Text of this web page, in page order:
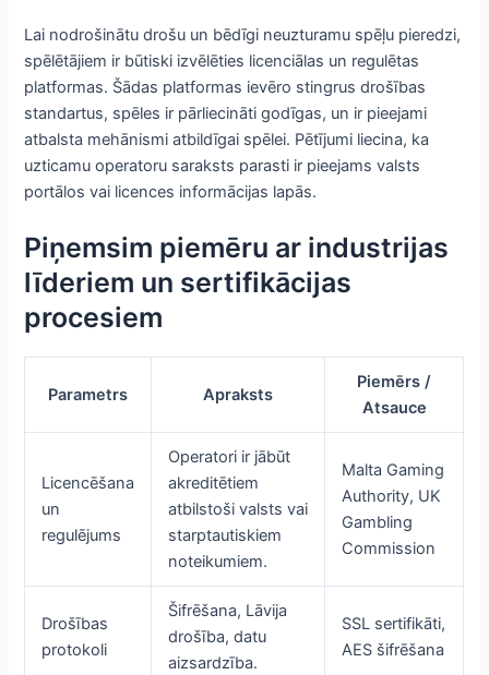
Lai nodrošinātu drošu un bēdīgi neuzturamu spēļu pieredzi,
spēlētājiem ir būtiski izvēlēties licenciālas un regulētas
platformas. Šādas platformas ievēro stingrus drošības
standartus, spēles ir pārliecināti godīgas, un ir pieejami
atbalsta mehānismi atbildīgai spēlei. Pētījumi liecina, ka
uzticamu operatoru saraksts parasti ir pieejams valsts
portālos vai licences informācijas lapās.
Piņemsim piemēru ar industrijas
līderiem un sertifikācijas
procesiem
Parametrs Apraksts
Piemērs /
Atsauce
Licencēšana
un
regulējums
Operatori ir jābūt
akreditētiem
atbilstoši valsts vai
starptautiskiem
noteikumiem.
Malta Gaming
Authority, UK
Gambling
Commission
Drošības
protokoli
Šifrēšana, Lāvija
drošība, datu
aizsardzība.
SSL sertifikāti,
AES šifrēšana